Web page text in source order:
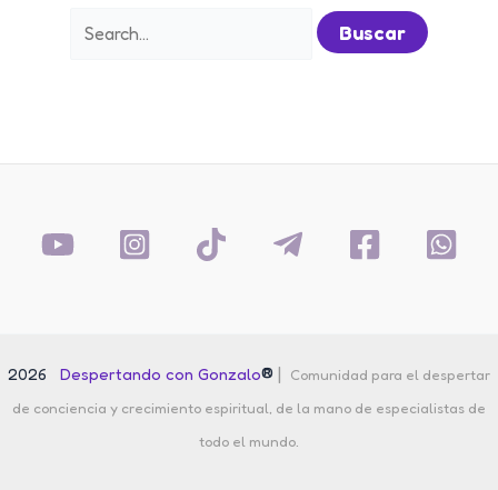
Buscar
2026 Despertando con Gonzalo® |
Comunidad para el despertar
de conciencia y crecimiento espiritual, de la mano de especialistas de
todo el mundo.